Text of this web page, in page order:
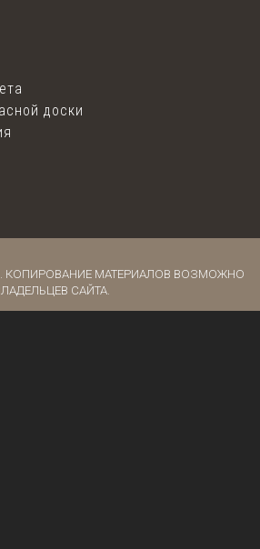
доски
КОПИРОВАНИЕ МАТЕРИАЛОВ ВОЗМОЖНО
САЙТА.